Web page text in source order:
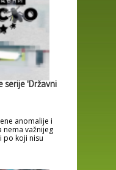
serije 'Državni
anomalije i
važnijeg
po koji nisu